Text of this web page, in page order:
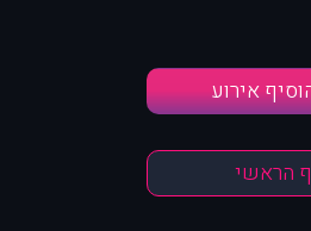
אירוע
הראשי